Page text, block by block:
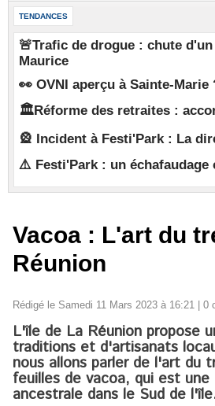
TENDANCES
🚨Trafic de drogue : chute
Maurice
👀 OVNI aperçu à Sainte-Marie
🏛️Réforme des retraites :
🎡 Incident à Festi'Park : La
⚠️ Festi'Park : un échafaudage
Vacoa : L'art du
Réunion
Rédigé le Samedi 11 Mars 2023 à 16:21 | 0
L'île de La Réunion propose
traditions et d'artisanats
nous allons parler de l'art du
feuilles de vacoa, qui est
ancestrale dans le Sud de